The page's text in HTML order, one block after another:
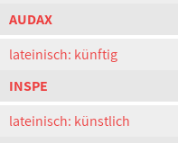
AUDAX
lateinisch: künftig
INSPE
lateinisch: künstlich